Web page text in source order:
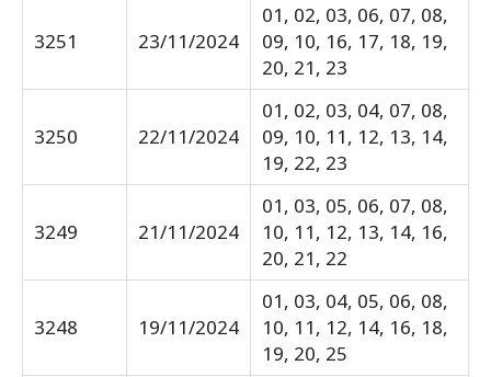
3251 23/11/2024
01, 02, 03, 06, 07, 08,
09, 10, 16, 17, 18, 19,
20, 21, 23
3250 22/11/2024
01, 02, 03, 04, 07, 08,
09, 10, 11, 12, 13, 14,
19, 22, 23
3249 21/11/2024
01, 03, 05, 06, 07, 08,
10, 11, 12, 13, 14, 16,
20, 21, 22
3248 19/11/2024
01, 03, 04, 05, 06, 08,
10, 11, 12, 14, 16, 18,
19, 20, 25